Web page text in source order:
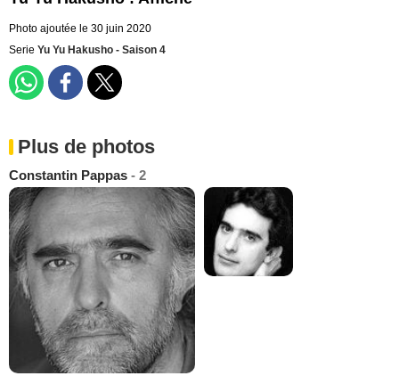
Photo ajoutée le 30 juin 2020
Serie Yu Yu Hakusho - Saison 4
Plus de photos
Constantin Pappas - 2